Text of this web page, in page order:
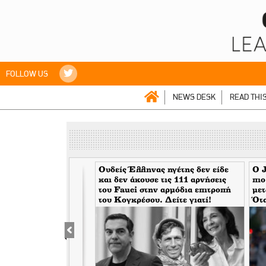
FOLLOW US
NEWS DESK READ
Ουδείς Έλληνας ηγέτης δεν είδε
και δεν άκουσε τις 111 αρνήσεις
του Fauci στην αρμόδια επιτροπή
του Κογκρέσου. Δείτε γιατί!
Ο